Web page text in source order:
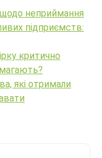
щодо неприймання
підприємств:
критично
які отримали